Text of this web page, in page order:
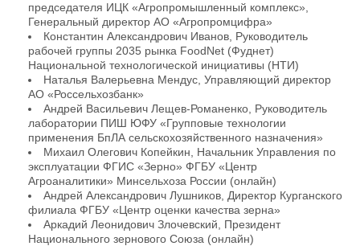
председателя ИЦК «Агропромышленный комплекс»,
Генеральный директор АО «Агропромцифра»
Константин Александрович Иванов, Руководитель
рабочей группы 2035 рынка FoodNet (Фуднет)
Национальной технологической инициативы (НТИ)
Наталья Валерьевна Мендус, Управляющий директор
АО «Россельхозбанк»
Андрей Васильевич Лещев-Романенко, Руководитель
лаборатории ПИШ ЮФУ «Групповые технологии
применения БпЛА сельскохозяйственного назначения»
Михаил Олегович Копейкин, Начальник Управления по
эксплуатации ФГИС «Зерно» ФГБУ «Центр
Агроаналитики» Минсельхоза России (онлайн)
Андрей Александрович Лушников, Директор Курганского
филиала ФГБУ «Центр оценки качества зерна»
Аркадий Леонидович Злочевский, Президент
Национального зернового Союза (онлайн)